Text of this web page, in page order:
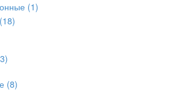
(1)
(18)
(8)